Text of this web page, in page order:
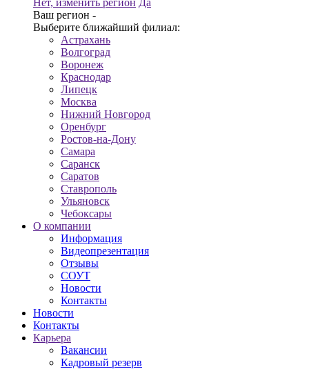
Нет, изменить регион Да
Ваш регион -
Выберите ближайший филиал:
Астрахань
Волгоград
Воронеж
Краснодар
Липецк
Москва
Нижний Новгород
Оренбург
Ростов-на-Дону
Самара
Саранск
Саратов
Ставрополь
Ульяновск
Чебоксары
О компании
Информация
Видеопрезентация
Отзывы
СОУТ
Новости
Контакты
Новости
Контакты
Карьера
Вакансии
Кадровый резерв